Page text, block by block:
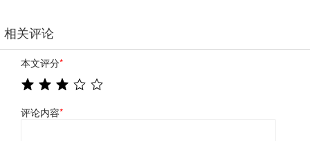
相关评论
本文评分*
评论内容*